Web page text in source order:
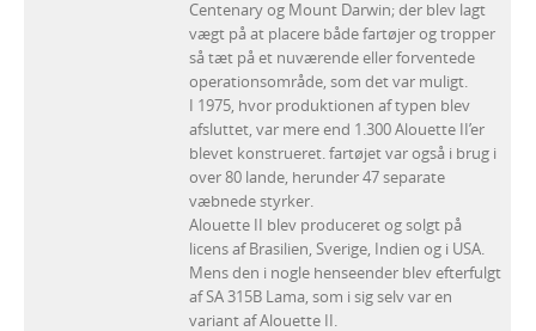
Centenary og Mount Darwin; der blev lagt
vægt på at placere både fartøjer og tropper
så tæt på et nuværende eller forventede
operationsområde, som det var muligt.
I 1975, hvor produktionen af typen blev
afsluttet, var mere end 1.300 Alouette II’er
blevet konstrueret. fartøjet var også i brug i
over 80 lande, herunder 47 separate
væbnede styrker.
Alouette II blev produceret og solgt på
licens af Brasilien, Sverige, Indien og i USA.
Mens den i nogle henseender blev efterfulgt
af SA 315B Lama, som i sig selv var en
variant af Alouette II.